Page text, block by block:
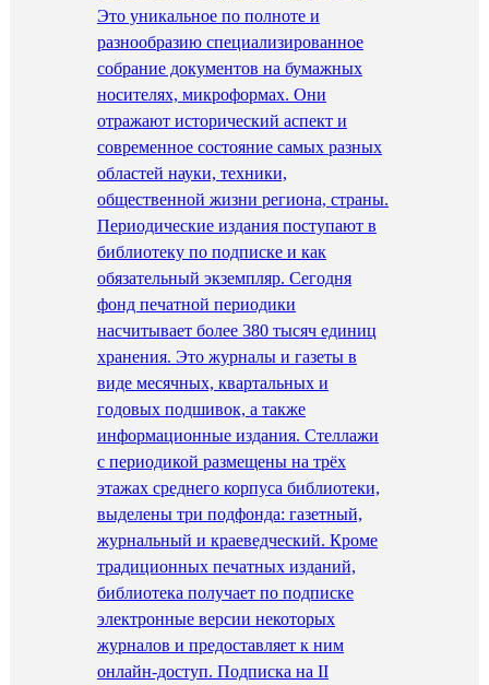
Это уникальное по полноте и
разнообразию специализированное
собрание документов на бумажных
носителях, микроформах. Они
отражают исторический аспект и
современное состояние самых разных
областей науки, техники,
общественной жизни региона, страны.
Периодические издания поступают в
библиотеку по подписке и как
обязательный экземпляр. Сегодня
фонд печатной периодики
насчитывает более 380 тысяч единиц
хранения. Это журналы и газеты в
виде месячных, квартальных и
годовых подшивок, а также
информационные издания. Стеллажи
с периодикой размещены на трёх
этажах среднего корпуса библиотеки,
выделены три подфонда: газетный,
журнальный и краеведческий. Кроме
традиционных печатных изданий,
библиотека получает по подписке
электронные версии некоторых
журналов и предоставляет к ним
онлайн-доступ. Подписка на II